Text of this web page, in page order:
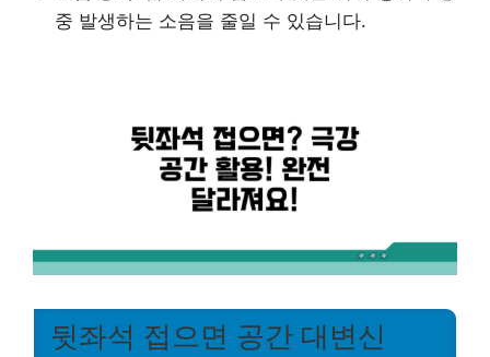
중 발생하는 소음을 줄일 수 있습니다.
뒷좌석 접으면 공간 대변신